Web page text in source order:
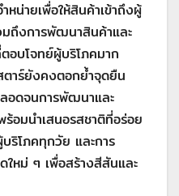
หน่ายเพื่อให้สินค้าเข้าถึงผู้
ถึงการพัฒนาสินค้าและ
อบโจทย์ผู้บริโภคมาก
าร์ยังคงตอกย้ำจุดยืน
อดจนการพัฒนาและ
อมนำเสนอรสชาติที่อร่อย
บริโภคทุกวัย และการ
หม่ ๆ เพื่อสร้างสีสันและ